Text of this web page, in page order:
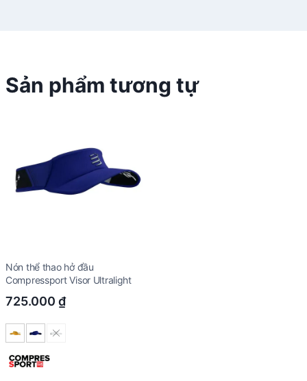
Sản phẩm tương tự
Nón thể thao hở đầu
Compressport Visor Ultralight
725.000 ₫